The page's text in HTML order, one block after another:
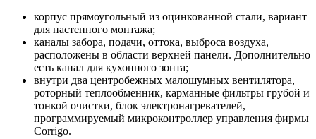
корпус прямоугольный из оцинкованной стали, вариант
для настенного монтажа;
каналы забора, подачи, оттока, выброса воздуха,
расположены в области верхней панели. Дополнительно
есть канал для кухонного зонта;
внутри два центробежных малошумных вентилятора,
роторный теплообменник, карманные фильтры грубой и
тонкой очистки, блок электронагревателей,
программируемый микроконтроллер управления фирмы
Corrigo.